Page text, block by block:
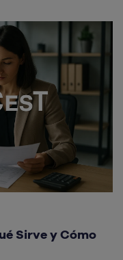
Sirve y Cómo